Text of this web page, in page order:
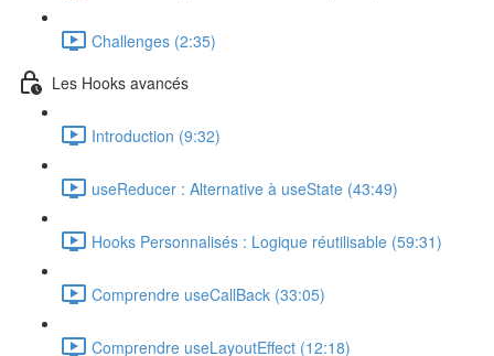
Challenges (2:35)
Les Hooks avancés
Introduction (9:32)
useReducer : Alternative à useState (43:49)
Hooks Personnalisés : Logique réutilisable (59:31)
Comprendre useCallBack (33:05)
Comprendre useLayoutEffect (12:18)